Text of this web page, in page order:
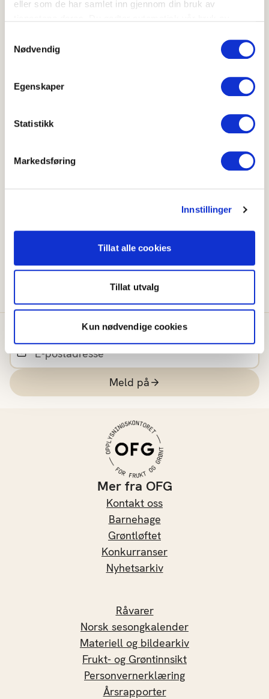
eller som de har samlet inn gjennom din bruk av
Nødvendig
Egenskaper
Statistikk
Markedsføring
Innstillinger
Tillat alle cookies
Tillat utvalg
Kun nødvendige cookies
antydning til mugg eller råte.
0 - 4°C
Grønn pepper
Latin
Piper nigrum
Italiensk
Pepe
Meld deg på vårt nyhetsbrev
Meld på
Mer fra OFG
Kontakt oss
Barnehage
Grøntløftet
Konkurranser
Nyhetsarkiv
Råvarer
Norsk sesongkalender
Materiell og bildearkiv
Frukt- og Grøntinnsikt
Personvernerklæring
Årsrapporter